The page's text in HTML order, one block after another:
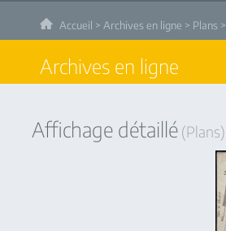
Accueil > Archives en ligne > Plans >
Archives en ligne
Affichage détaillé (Plans)